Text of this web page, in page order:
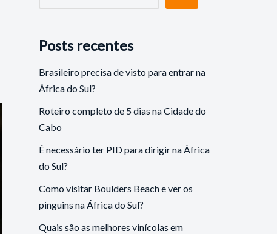
Posts recentes
Brasileiro precisa de visto para entrar na
África do Sul?
Roteiro completo de 5 dias na Cidade do
Cabo
É necessário ter PID para dirigir na África
do Sul?
Como visitar Boulders Beach e ver os
pinguins na África do Sul?
Quais são as melhores vinícolas em